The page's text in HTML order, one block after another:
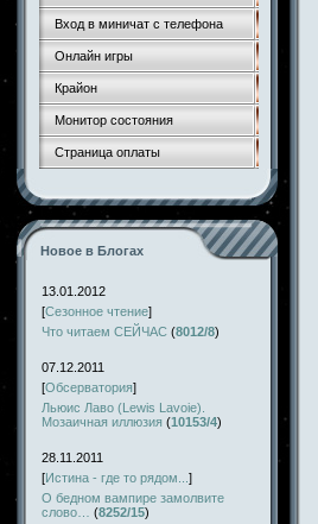
Вход в миничат с телефона
Онлайн игры
Крайон
Монитор состояния
Страница оплаты
Новое в Блогах
13.01.2012
[Сезонное чтение]
Что читаем СЕЙЧАС (8012/8)
07.12.2011
[Обсерватория]
Льюис Лаво (Lewis Lavoie).
Мозаичная иллюзия (10153/4)
28.11.2011
[Истина - где то рядом... ]
О бедном вампире замолвите
слово…
(8252/15)